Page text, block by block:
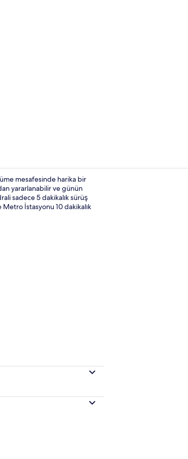
Konaklama yerinden arazi manzarası
mesafesinde harika bir
yararlanabilir ve günün
sadece 5 dakikalık sürüş
İstasyonu 10 dakikalık